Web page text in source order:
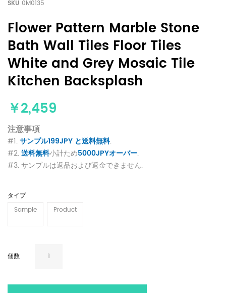
SKU 0M0135
Flower Pattern Marble Stone
Bath Wall Tiles Floor Tiles
White and Grey Mosaic Tile
Kitchen Backsplash
￥2,459
注意事項
#1.サンプル199JPY と送料無料.
#2.送料無料小計ため5000JPYオーバー.
#3. サンプルは返品および返金できません.
タイプ
Sample
Product
個数